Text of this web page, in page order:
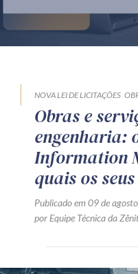
NOVA LEI DE LICITAÇÕES
Obras e
engenharia:
Information
quais os
Publicado em 09 de
por Equipe Técnica da